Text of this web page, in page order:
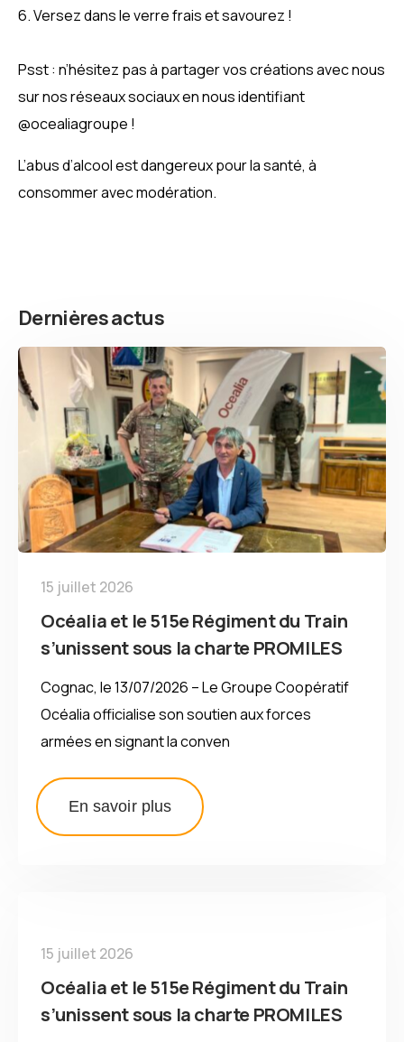
Versez dans le verre frais et savourez !
Psst : n’hésitez pas à partager vos créations avec nous
sur nos réseaux sociaux en nous identifiant
@ocealiagroupe !
L’abus d’alcool est dangereux pour la santé, à
consommer avec modération.
Dernières actus
15 juillet 2026
Océalia et le 515e Régiment du Train
s’unissent sous la charte PROMILES
Cognac, le 13/07/2026 – Le Groupe Coopératif
Océalia officialise son soutien aux forces
armées en signant la conven
En savoir plus
15 juillet 2026
Océalia et le 515e Régiment du Train
s’unissent sous la charte PROMILES